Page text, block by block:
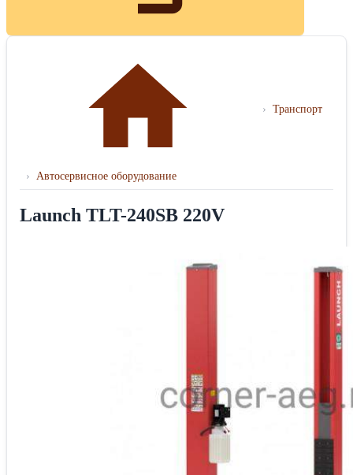
› Транспорт
› Автосервисное оборудование
Launch TLT-240SB 220V